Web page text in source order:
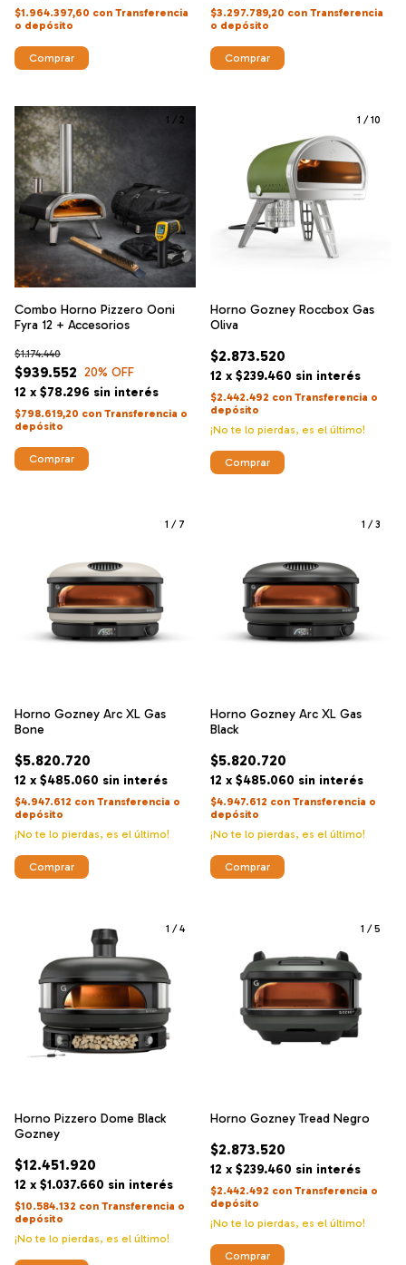
$1.964.397,60 con Transferencia
o depósito
$3.297.789,20 con Transferencia
o depósito
1 / 2
Combo Horno Pizzero Ooni
Fyra 12 + Accesorios
$939.552
$1.174.440
20% OFF
12 x $78.296 sin interés
$798.619,20 con Transferencia o
depósito
1 /10
Horno Gozney Roccbox Gas
Oliva
$2.873.520
12 x $239.460 sin interés
$2.442.492 con Transferencia o
depósito
¡No te lo pierdas, es el último!
1 / 7
Horno Gozney Arc XL Gas
Bone
$5.820.720
12 x $485.060 sin interés
$4.947.612 con Transferencia o
depósito
¡No te lo pierdas, es el último!
1 /3
Horno Gozney Arc XL Gas
Black
$5.820.720
12 x $485.060 sin interés
$4.947.612 con Transferencia o
depósito
¡No te lo pierdas, es el último!
1 /4
Horno Pizzero Dome Black
Gozney
$12.451.920
12 x $1.037.660 sin interés
$10.584.132 con Transferencia o
depósito
¡No te lo pierdas, es el último!
1 /5
Horno Gozney Tread Negro
$2.873.520
12 x $239.460 sin interés
$2.442.492 con Transferencia o
depósito
¡No te lo pierdas, es el último!